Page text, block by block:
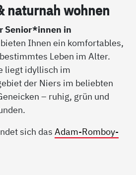
na­tur­nah woh­nen
Senior*innen in
bieten Ihnen ein komfortables,
Leben im Alter.
liegt idyllisch im
der Niers im beliebten
– ruhig, grün und
sich dasAdam-Romboy-